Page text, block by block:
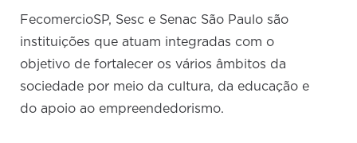
FecomercioSP, Sesc e Senac São Paulo são
instituições que atuam integradas com o
objetivo de fortalecer os vários âmbitos da
sociedade por meio da cultura, da educação e
do apoio ao empreendedorismo.